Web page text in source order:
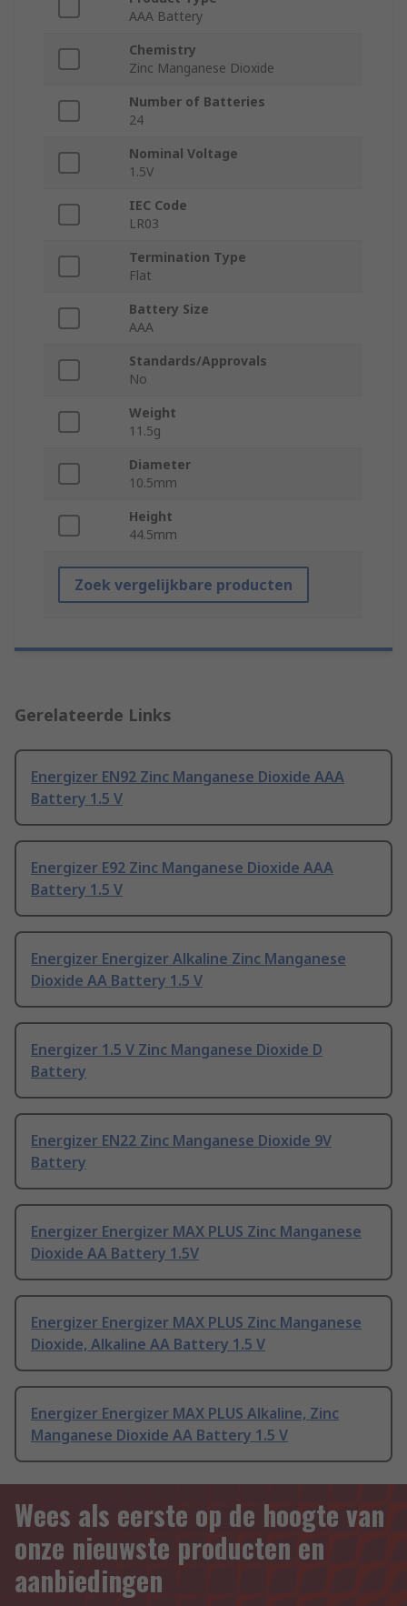
AAA Battery
Chemistry
Zinc Manganese Dioxide
Number of Batteries
24
Nominal Voltage
1.5V
IEC Code
LR03
Termination Type
Flat
Battery Size
AAA
Standards/Approvals
No
Weight
11.5g
Diameter
10.5mm
Height
44.5mm
Zoek vergelijkbare producten
Gerelateerde Links
Energizer EN92 Zinc Manganese Dioxide AAA
Battery 1.5 V
Energizer E92 Zinc Manganese Dioxide AAA
Battery 1.5 V
Energizer Energizer Alkaline Zinc Manganese
Dioxide AA Battery 1.5 V
Energizer 1.5 V Zinc Manganese Dioxide D
Battery
Energizer EN22 Zinc Manganese Dioxide 9V
Battery
Energizer Energizer MAX PLUS Zinc Manganese
Dioxide AA Battery 1.5V
Energizer Energizer MAX PLUS Zinc Manganese
Dioxide, Alkaline AA Battery 1.5 V
Energizer Energizer MAX PLUS Alkaline, Zinc
Manganese Dioxide AA Battery 1.5 V
Wees als eerste op de hoogte van
onze nieuwste producten en
aanbiedingen